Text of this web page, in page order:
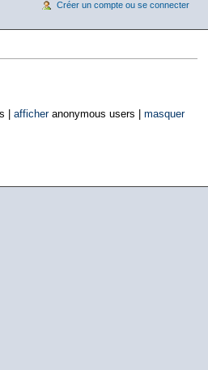
| afficheranonymous users | masquer
Créer un compte ou se connecter